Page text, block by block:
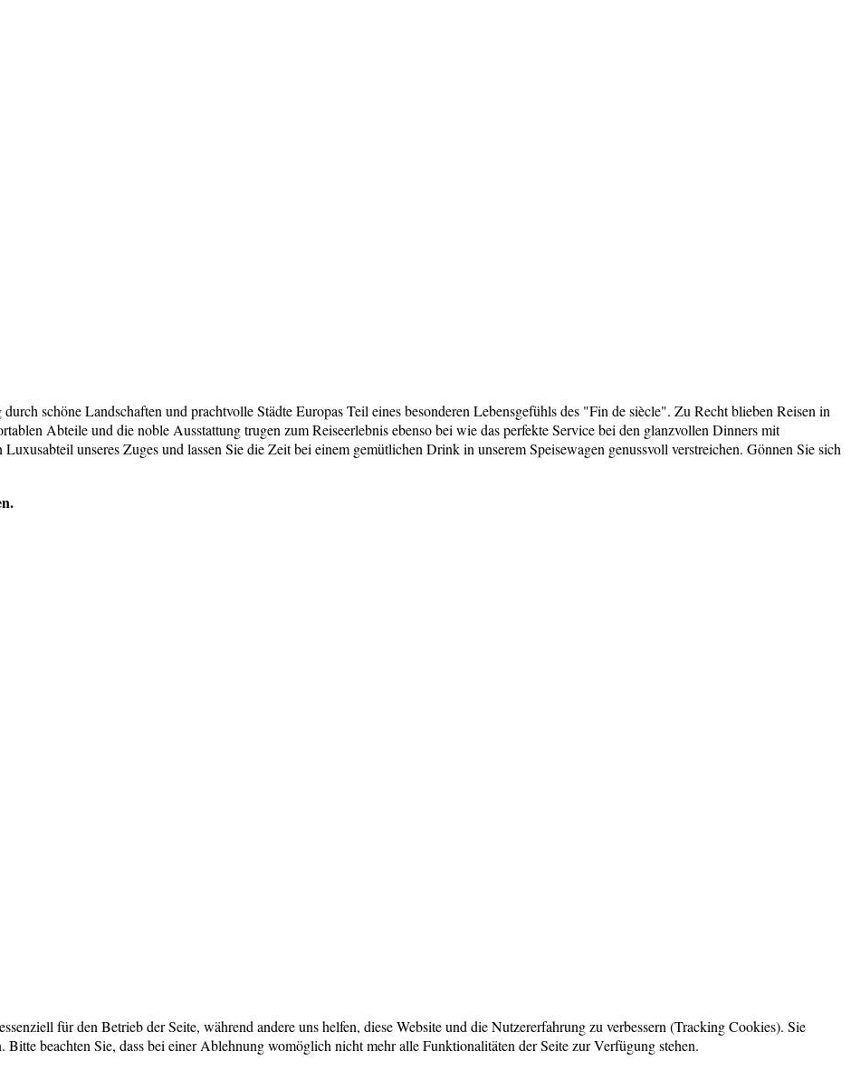
schöne Landschaften und prachtvolle Städte Europas Teil eines besonderen Lebensgefühls des "Fin de siècle". Zu Recht blieben Reisen in
Abteile und die noble Ausstattung trugen zum Reiseerlebnis ebenso bei wie das perfekte Service bei den glanzvollen Dinners mit
unseres Zuges und lassen Sie die Zeit bei einem gemütlichen Drink in unserem Speisewagen genussvoll verstreichen. Gönnen Sie sich
für den Betrieb der Seite, während andere uns helfen, diese Website und die Nutzererfahrung zu verbessern (Tracking Cookies). Sie
Bitte beachten Sie, dass bei einer Ablehnung womöglich nicht mehr alle Funktionalitäten der Seite zur Verfügung stehen.